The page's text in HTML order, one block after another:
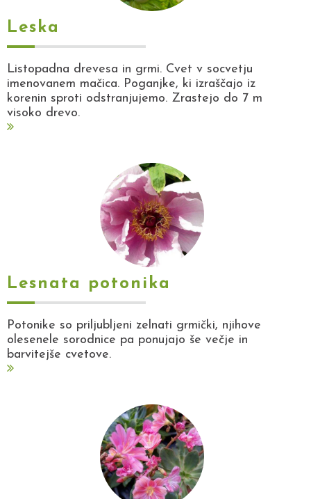
Leska
Listopadna drevesa in grmi. Cvet v socvetju
imenovanem mačica. Poganjke, ki izraščajo iz
korenin sproti odstranjujemo. Zrastejo do 7 m
visoko drevo.
Lesnata potonika
Potonike so priljubljeni zelnati grmički, njihove
olesenele sorodnice pa ponujajo še večje in
barvitejše cvetove.